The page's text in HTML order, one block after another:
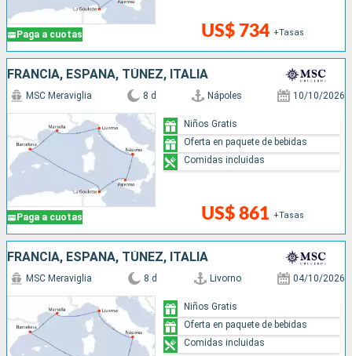
Paga a cuotas US$ 734 +Tasas
FRANCIA, ESPAÑA, TÚNEZ, ITALIA
Paga a cuotas
MSC Meraviglia 8 d Nápoles 10/10/2026
US$ 861 +Tasas
Niños Gratis
Oferta en paquete de bebidas
Comidas incluidas
FRANCIA, ESPAÑA, TÚNEZ, ITALIA
MSC Meraviglia 8 d Livorno 04/10/2026
Niños Gratis
Oferta en paquete de bebidas
Comidas incluidas